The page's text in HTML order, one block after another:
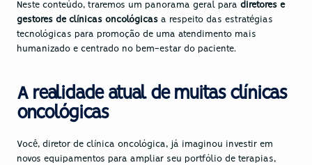
Neste conteúdo, traremos um panorama geral para diretores e
gestores de clínicas oncológicas a respeito das estratégias
tecnológicas para promoção de uma atendimento mais
humanizado e centrado no bem-estar do paciente.
A realidade atual de muitas clínicas
oncológicas
Você, diretor de clínica oncológica, já imaginou investir em
novos equipamentos para ampliar seu portfólio de terapias,